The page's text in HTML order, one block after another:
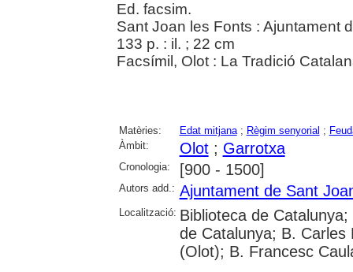
Ed. facsim.
Sant Joan les Fonts : Ajuntament
133 p. : il. ; 22 cm
Facsímil, Olot : La Tradició
Matèries: Edat mitjana; Règim senyorial ;
Àmbit:
Olot; Garrotxa
Cronologia: [900 - 1500]
Autors add.: Ajuntament de Sant
Localització: Biblioteca de
de Catalunya; B. Carles
(Olot); B. Francesc